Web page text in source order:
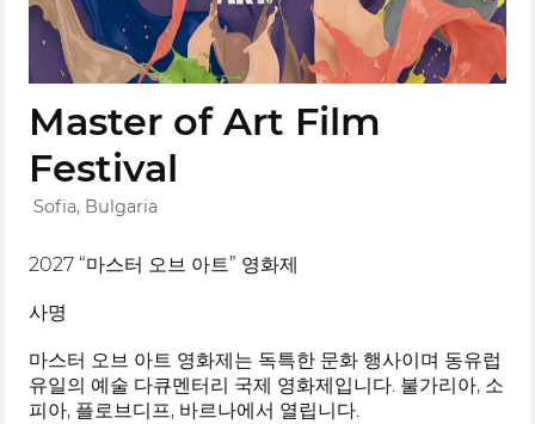
Master of Art Film
Festival
Sofia, Bulgaria
2027 “마스터 오브 아트” 영화제
사명
마스터 오브 아트 영화제는 독특한 문화 행사이며 동유럽
유일의 예술 다큐멘터리 국제 영화제입니다. 불가리아, 소
피아, 플로브디프, 바르나에서 열립니다.